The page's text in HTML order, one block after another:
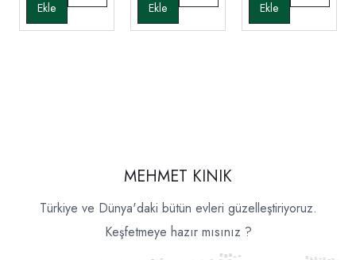
MEHMET KINIK
Türkiye ve Dünya'daki bütün evleri güzelleştiriyoruz.
Keşfetmeye hazır mısınız ?